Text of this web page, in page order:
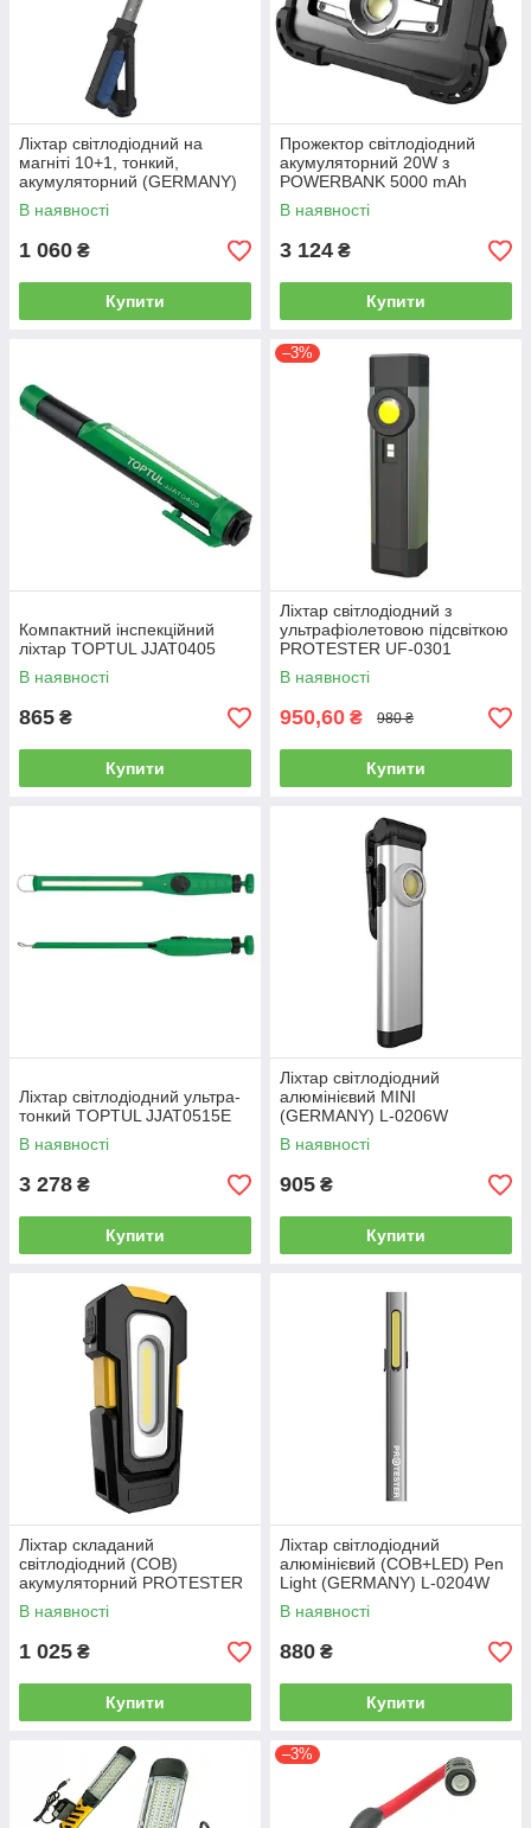
Ліхтар світлодіодний на
магніті 10+1, тонкий,
акумуляторний (GERMANY)
G.I.KRAFT TL-1001
В наявності
1 060 ₴
Купити
Прожектор світлодіодний
акумуляторний 20W з
POWERBANK 5000 mAh
(GERMANY) FL-2001W
В наявності
3 124 ₴
Купити
Компактний інспекційний
ліхтар TOPTUL JJAT0405
В наявності
865 ₴
Купити
–3%
Ліхтар світлодіодний з
ультрафіолетовою підсвіткою
PROTESTER UF-0301
В наявності
950,60 ₴ 980 ₴
Купити
Ліхтар світлодіодний ультра-
тонкий TOPTUL JJAT0515E
В наявності
3 278 ₴
Купити
Ліхтар світлодіодний
алюмінієвий MINI
(GERMANY) L-0206W
В наявності
905 ₴
Купити
Ліхтар складаний
світлодіодний (COB)
акумуляторний PROTESTER
L-0303W
В наявності
1 025 ₴
Купити
Ліхтар світлодіодний
алюмінієвий (COB+LED) Pen
Light (GERMANY) L-0204W
В наявності
880 ₴
Купити
–3%